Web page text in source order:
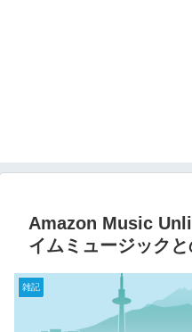
Amazon Music
イムミュージック
雑記